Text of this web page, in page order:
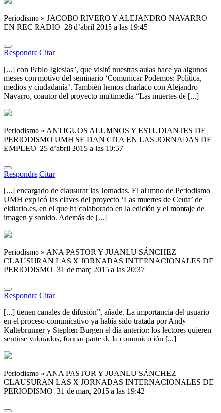
Periodismo » JACOBO RIVERO Y ALEJANDRO NAVARRO
EN REC RADIO 28 d’abril 2015 a las 19:45
Respondre Citar
[...] con Pablo Iglesias”, que visitó nuestras aulas hace ya algunos
meses con motivo del seminario ‘Comunicar Podemos: Política,
medios y ciudadanía’. También hemos charlado con Alejandro
Navarro, coautor del proyecto multimedia “Las muertes de [...]
Periodismo » ANTIGUOS ALUMNOS Y ESTUDIANTES DE
PERIODISMO UMH SE DAN CITA EN LAS JORNADAS DE
EMPLEO 25 d’abril 2015 a las 10:57
Respondre Citar
[...] encargado de clausurar las Jornadas. El alumno de Periodismo
UMH explicó las claves del proyecto ‘Las muertes de Ceuta’ de
eldiario.es, en el que ha colaborado en la edición y el montaje de
imagen y sonido. Además de [...]
Periodismo » ANA PASTOR Y JUANLU SÁNCHEZ
CLAUSURAN LAS X JORNADAS INTERNACIONALES DE
PERIODISMO 31 de març 2015 a las 20:37
Respondre Citar
[...] tienen canales de difusión”, añade. La importancia del usuario
en el proceso comunicativo ya había sido tratada por Andy
Kaltebrunner y Stephen Burgen el día anterior: los lectores quieren
sentirse valorados, formar parte de la comunicación [...]
Periodismo » ANA PASTOR Y JUANLU SÁNCHEZ
CLAUSURAN LAS X JORNADAS INTERNACIONALES DE
PERIODISMO 31 de març 2015 a las 19:42